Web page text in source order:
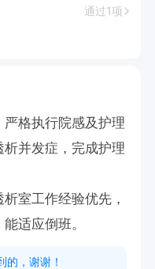
通过1项
格执行院感及护理
并发症，完成护理
室工作经验优先，
适应倒班。
的，谢谢！